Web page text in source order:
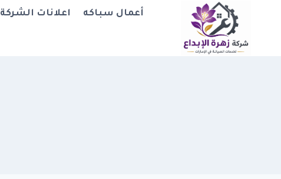
المحتوى
أعمال سباكه اعلانات الشركة